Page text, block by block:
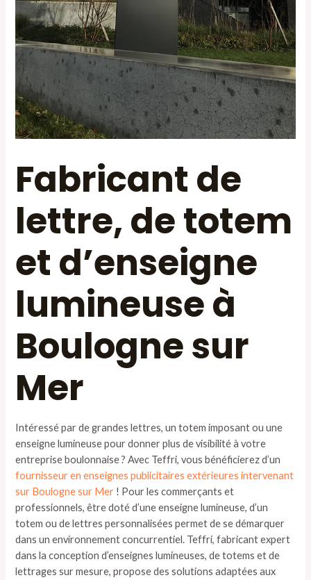
Fabricant de
lettre, de totem
et d’enseigne
lumineuse à
Boulogne sur
Mer
Intéressé par de grandes lettres, un totem imposant ou une
enseigne lumineuse pour donner plus de visibilité à votre
entreprise boulonnaise ? Avec Teffri, vous bénéficierez d’un
fournisseur en enseignes publicitaires extérieures intervenant
sur Boulogne sur Mer ! Pour les commerçants et
professionnels, être doté d’une enseigne lumineuse, d’un
totem ou de lettres personnalisées permet de se démarquer
dans un environnement concurrentiel. Teffri, fabricant expert
dans la conception d’enseignes lumineuses, de totems et de
lettrages sur mesure, propose des solutions adaptées aux